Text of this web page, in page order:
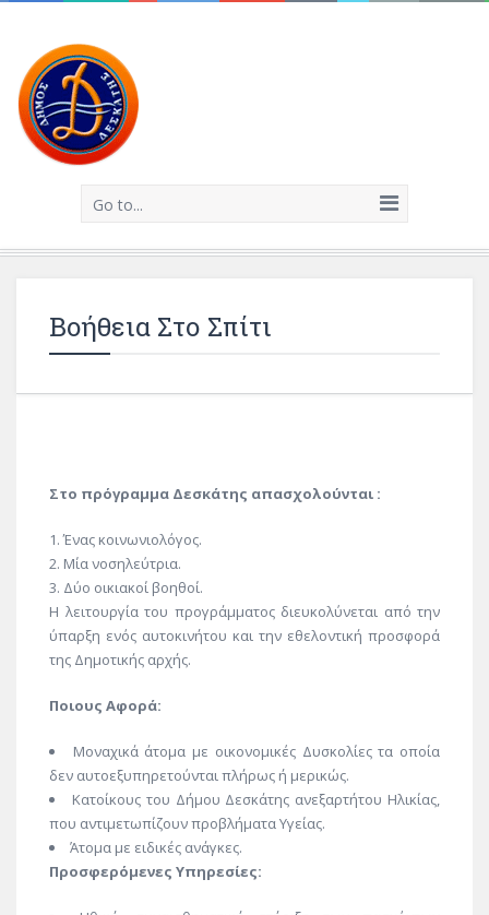
Go to...
Βοήθεια Στο Σπίτι
Στο πρόγραμμα Δεσκάτης απασχολούνται :
Ένας κοινωνιολόγος.
Μία νοσηλεύτρια.
Δύο οικιακοί βοηθοί.
Η λειτουργία του προγράμματος διευκολύνεται από την
ύπαρξη ενός αυτοκινήτου και την εθελοντική προσφορά
της Δημοτικής αρχής.
Ποιους Αφορά:
Μοναχικά άτομα με οικονομικές Δυσκολίες τα οποία
δεν αυτοεξυπηρετούνται πλήρως ή μερικώς.
Κατοίκους του Δήμου Δεσκάτης ανεξαρτήτου Ηλικίας,
που αντιμετωπίζουν προβλήματα Υγείας.
Άτομα με ειδικές ανάγκες.
Προσφερόμενες Υπηρεσίες: